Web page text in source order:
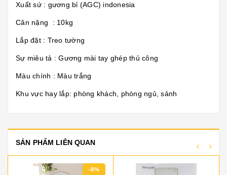
Xuất sứ : gương bỉ (AGC) indonesia
Cân nặng : 10kg
Lắp đặt : Treo tường
Sự miêu tả : Gương mài tay ghép thủ công
Màu chính : Màu trắng
Khu vực hay lắp: phòng khách, phòng ngủ, sảnh
SẢN PHẨM LIÊN QUAN
-8%